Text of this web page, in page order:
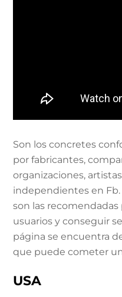
Son los concretes
por fabricantes,
organizaciones,
independientes en
son las
usuarios y conseguir
página se encuentra
que puede cometer
USA